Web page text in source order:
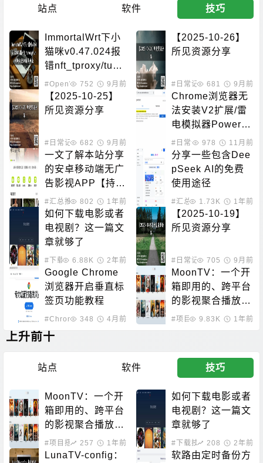
站点 软件 技巧
ImmortalWrt下小
猫咪v0.47.024报
错nft_tproxy/tun
模块未找到解决办
法
#OpenWrt相关
752 9月前
【2025-10-26】
所见资源分享
#日常记录681 9月前
【2025-10-25】
所见资源分享
#日常记录 682 9月前
Chrome浏览器无
法安装V2扩展/雷
电模拟器PowerU
pFailed错误/飞牛
网卡速率掉速问题
#日常记录978 11月前
一文了解本站分享
的安卓移动端无广
告影视APP【持续
更新】
#汇总推荐 802 1年前
分享一些包含Dee
pSeek AI的免费
使用途径
#汇总推荐1.73K 1年前
如何下载电影或者
电视剧？这一篇文
章就够了
#下载技巧6.88K 2年前
【2025-10-19】
所见资源分享
#日常记录705 9月前
Google Chrome
浏览器开启垂直标
签页功能教程
#Chrome技巧
348 4月前
MoonTV：一个开
箱即用的、跨平台
的影视聚合播放
器，随时随地畅享
#项目搭建9.83K 1年前
上升前十
站点 软件 技巧
MoonTV：一个开
箱即用的、跨平台
的影视聚合播放
器，随时随地畅享
海量免费影视
#项目搭建 257 1年前
如何下载电影或者
电视剧？这一篇文
章就够了
#下载技巧 208 2年前
LunaTV-config：
软路由定时备份方